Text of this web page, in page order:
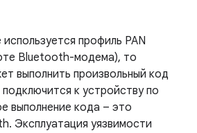
профиль PAN
Bluetooth-модема), то
выполнить произвольный код
к устройству по
выполнение кода – это
Эксплуатация уязвимости